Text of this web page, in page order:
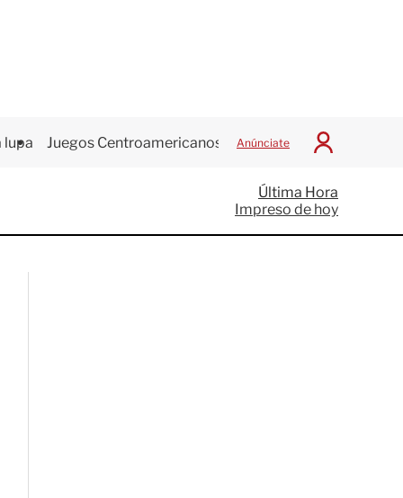
lupa Juegos Centroamericanos Anúnciate
I
c
i
a
Última Hora
Impreso de hoy